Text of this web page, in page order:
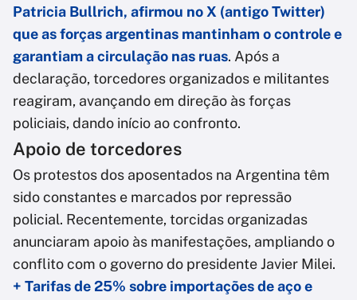
Patricia Bullrich, afirmou no X (antigo Twitter)
que as forças argentinas mantinham o controle e
garantiam a circulação nas ruas. Após a
declaração, torcedores organizados e militantes
reagiram, avançando em direção às forças
policiais, dando início ao confronto.
Apoio de torcedores
Os protestos dos aposentados na Argentina têm
sido constantes e marcados por repressão
policial. Recentemente, torcidas organizadas
anunciaram apoio às manifestações, ampliando o
conflito com o governo do presidente Javier Milei.
+ Tarifas de 25% sobre importações de aço e